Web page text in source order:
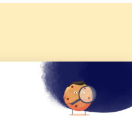
d'été 2026 de KTO